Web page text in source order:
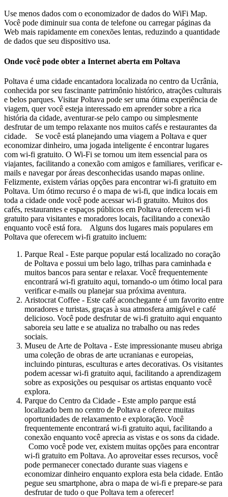
Use menos dados com o economizador de dados do WiFi Map.
Você pode diminuir sua conta de telefone ou carregar páginas da
Web mais rapidamente em conexões lentas, reduzindo a quantidade
de dados que seu dispositivo usa.
Onde você pode obter a Internet aberta em Poltava
Poltava é uma cidade encantadora localizada no centro da Ucrânia,
conhecida por seu fascinante patrimônio histórico, atrações culturais
e belos parques. Visitar Poltava pode ser uma ótima experiência de
viagem, quer você esteja interessado em aprender sobre a rica
história da cidade, aventurar-se pelo campo ou simplesmente
desfrutar de um tempo relaxante nos muitos cafés e restaurantes da
cidade. Se você está planejando uma viagem a Poltava e quer
economizar dinheiro, uma jogada inteligente é encontrar lugares
com wi-fi gratuito. O Wi-Fi se tornou um item essencial para os
viajantes, facilitando a conexão com amigos e familiares, verificar e-
mails e navegar por áreas desconhecidas usando mapas online.
Felizmente, existem várias opções para encontrar wi-fi gratuito em
Poltava. Um ótimo recurso é o mapa de wi-fi, que indica locais em
toda a cidade onde você pode acessar wi-fi gratuito. Muitos dos
cafés, restaurantes e espaços públicos em Poltava oferecem wi-fi
gratuito para visitantes e moradores locais, facilitando a conexão
enquanto você está fora. Alguns dos lugares mais populares em
Poltava que oferecem wi-fi gratuito incluem:
Parque Real - Este parque popular está localizado no coração
de Poltava e possui um belo lago, trilhas para caminhada e
muitos bancos para sentar e relaxar. Você frequentemente
encontrará wi-fi gratuito aqui, tornando-o um ótimo local para
verificar e-mails ou planejar sua próxima aventura.
Aristocrat Coffee - Este café aconchegante é um favorito entre
moradores e turistas, graças à sua atmosfera amigável e café
delicioso. Você pode desfrutar de wi-fi gratuito aqui enquanto
saboreia seu latte e se atualiza no trabalho ou nas redes
sociais.
Museu de Arte de Poltava - Este impressionante museu abriga
uma coleção de obras de arte ucranianas e europeias,
incluindo pinturas, esculturas e artes decorativas. Os visitantes
podem acessar wi-fi gratuito aqui, facilitando a aprendizagem
sobre as exposições ou pesquisar os artistas enquanto você
explora.
Parque do Centro da Cidade - Este amplo parque está
localizado bem no centro de Poltava e oferece muitas
oportunidades de relaxamento e exploração. Você
frequentemente encontrará wi-fi gratuito aqui, facilitando a
conexão enquanto você aprecia as vistas e os sons da cidade.
Como você pode ver, existem muitas opções para encontrar
wi-fi gratuito em Poltava. Ao aproveitar esses recursos, você
pode permanecer conectado durante suas viagens e
economizar dinheiro enquanto explora esta bela cidade. Então
pegue seu smartphone, abra o mapa de wi-fi e prepare-se para
desfrutar de tudo o que Poltava tem a oferecer!